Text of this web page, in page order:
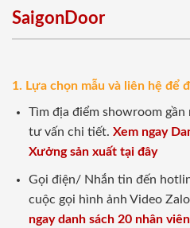
SaigonDoor
1. Lựa chọn mẫu và liên hệ để
Tìm địa điểm showroom
tư vấn chi tiết. Xem ngay
Xưởng sản xuất tại đây
Gọi điện/ Nhắn tin đến
cuộc gọi hình ảnh Video
ngay danh sách 20 nhân